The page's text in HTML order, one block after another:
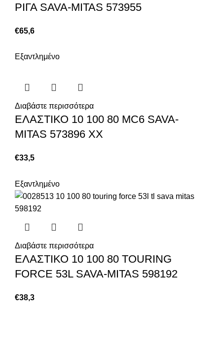
ΡΙΓΑ SAVA-MITAS 573955
€65,6
Εξαντλημένο
Διαβάστε περισσότερα
ΕΛΑΣΤΙΚΟ 10 100 80 MC6 SAVA-
MITAS 573896 XX
€33,5
Εξαντλημένο
Διαβάστε περισσότερα
ΕΛΑΣΤΙΚΟ 10 100 80 TOURING
FORCE 53L SAVA-MITAS 598192
€38,3